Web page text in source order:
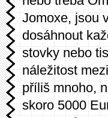
Jomoxe, jsou
dosáhnout
stovky nebo
náležitost
příliš mnoho,
skoro 5000